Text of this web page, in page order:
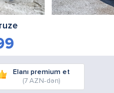
Elanı premium et
(7 AZN-dən)